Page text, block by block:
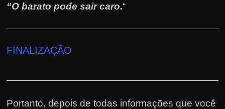
“O barato pode sair caro.“
FINALIZAÇÃO
Portanto, depois de todas informações que você